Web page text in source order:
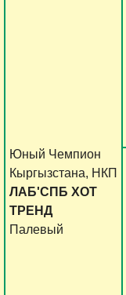
Юный Чемпион
Кыргызстана, НКП
ЛАБ'СПБ ХОТ
ТРЕНД
Палевый